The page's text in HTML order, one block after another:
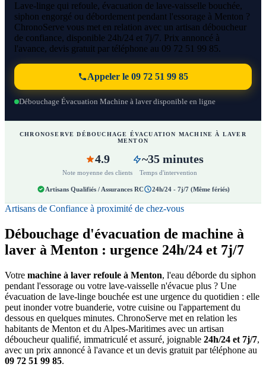
Lave-linge qui refoule, évacuation de lave-vaisselle bouchée,
siphon engorgé ou débordement pendant l'essorage à Menton ?
ChronoServe vous met en relation avec un artisan déboucheur
de confiance, disponible 24h/24 et 7j/7. Prix annoncé à
l'avance, devis gratuit par téléphone au 09 72 51 99 85.
Appeler le 09 72 51 99 85
Débouchage Évacuation Machine à laver disponible en ligne
CHRONOSERVE DÉBOUCHAGE ÉVACUATION MACHINE À LAVER
MENTON
4.9
Note moyenne des clients
~35 minutes
Temps d'intervention
Artisans Qualifiés / Assurances RC 24h/24 - 7j/7 (Même fériés)
Artisans de Confiance à proximité de chez-vous
Débouchage d'évacuation de machine à
laver à Menton : urgence 24h/24 et 7j/7
Votre machine à laver refoule à Menton, l'eau déborde du siphon
pendant l'essorage ou votre lave-vaisselle n'évacue plus ? Une
évacuation de lave-linge bouchée est une urgence du quotidien : elle
peut inonder votre buanderie, votre cuisine ou l'appartement du
dessous en quelques minutes. ChronoServe met en relation les
habitants de Menton et du Alpes-Maritimes avec un artisan
déboucheur qualifié, immatriculé et assuré, joignable 24h/24 et 7j/7,
avec un prix annoncé à l'avance et un devis gratuit par téléphone au
09 72 51 99 85.